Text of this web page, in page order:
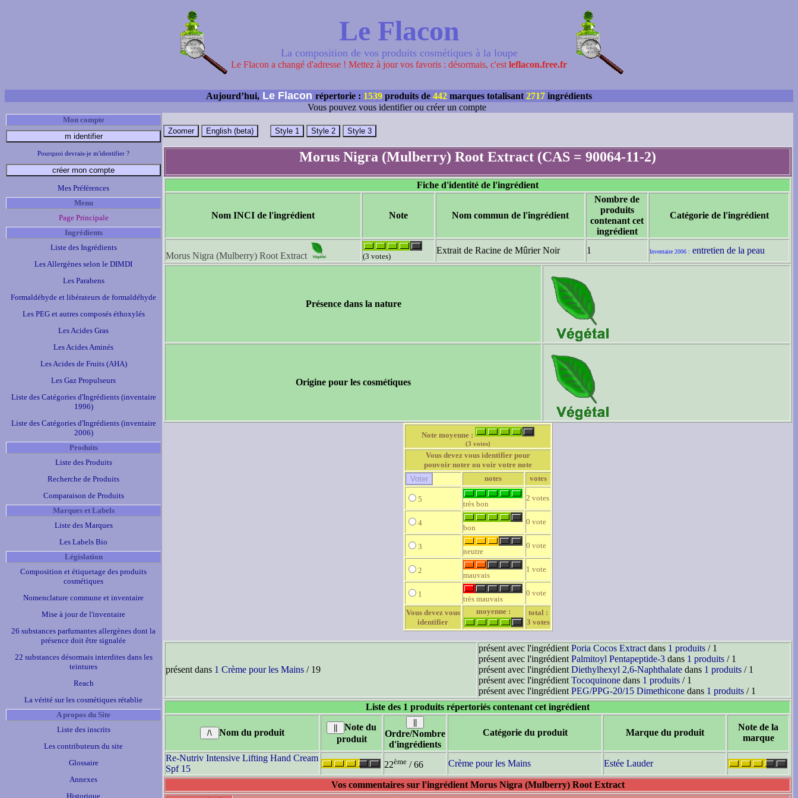
Le Flacon
La composition de vos produits cosmétiques à la loupe
Le Flacon a changé d'adresse ! Mettez à jour vos favoris : désormais, c'est leflacon.free.fr
Aujourd’hui, Le Flacon répertorie : 1539 produits de 442 marques totalisant 2717 ingrédients
Vous pouvez vous identifier ou créer un compte
Mon compte
Pourquoi devrais-je m'identifier ?
Mes Préférences
Menu
Page Principale
Ingrédients
Liste des Ingrédients
Les Allergènes selon le DIMDI
Les Parabens
Formaldéhyde et libérateurs de formaldéhyde
Les PEG et autres composés éthoxylés
Les Acides Gras
Les Acides Aminés
Les Acides de Fruits (AHA)
Les Gaz Propulseurs
Liste des Catégories d'Ingrédients (inventaire
1996)
Liste des Catégories d'Ingrédients (inventaire
2006)
Produits
Liste des Produits
Recherche de Produits
Comparaison de Produits
Marques et Labels
Liste des Marques
Les Labels Bio
Législation
Composition et étiquetage des produits
cosmétiques
Nomenclature commune et inventaire
Mise à jour de l'inventaire
26 substances parfumantes allergènes dont la
présence doit être signalée
22 substances désormais interdites dans les
teintures
Reach
La vérité sur les cosmétiques rétablie
A propos du Site
Liste des inscrits
Les contributeurs du site
Glossaire
Annexes
Historique
Morus Nigra (Mulberry) Root Extract (CAS = 90064-11-2)
Fiche d'identité de l'ingrédient
Nom INCI de l'ingrédient Note Nom commun de l'ingrédient
Nombre de
produits
contenant cet
ingrédient
Catégorie de l'ingrédient
Morus Nigra (Mulberry) Root Extract (3 votes)
Extrait de Racine de Mûrier Noir 1 Inventaire 2006 : entretien de la peau
Présence dans la nature
Origine pour les cosmétiques
Note moyenne :
(3 votes)
Vous devez vous identifier pour
pouvoir noter ou voir votre note
notes
votes
5
très bon
2 votes
4
bon
0 vote
3
neutre
0 vote
2
mauvais
1 vote
1
très mauvais
0 vote
Vous devez vous
identifier
moyenne :
total :
3 votes
présent dans 1 Crème pour les Mains / 19
présent avec l'ingrédient Poria Cocos Extract dans 1 produits / 1
présent avec l'ingrédient Palmitoyl Pentapeptide-3 dans 1 produits / 1
présent avec l'ingrédient Diethylhexyl 2,6-Naphthalate dans 1 produits / 1
présent avec l'ingrédient Tocoquinone dans 1 produits / 1
présent avec l'ingrédient PEG/PPG-20/15 Dimethicone dans 1 produits / 1
Liste des 1 produits répertoriés contenant cet ingrédient
Nom du produit
Note du
produit
Ordre/Nombre
d'ingrédients
Catégorie du produit Marque du produit
Note de la
marque
Re-Nutriv Intensive Lifting Hand Cream
Spf 15
22ème / 66 Crème pour les Mains Estée Lauder
Vos commentaires sur l'ingrédient Morus Nigra (Mulberry) Root Extract